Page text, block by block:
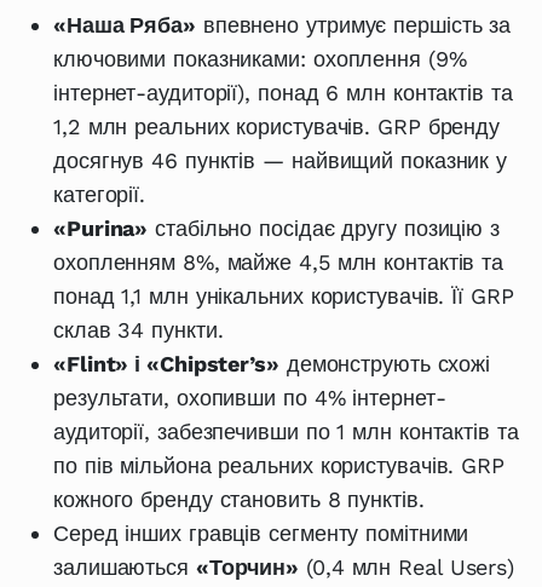
«Наша Ряба» впевнено утримує першість за
ключовими показниками: охоплення (9%
інтернет-аудиторії), понад 6 млн контактів та
1,2 млн реальних користувачів. GRP бренду
досягнув 46 пунктів — найвищий показник у
категорії.
«Purina» стабільно посідає другу позицію з
охопленням 8%, майже 4,5 млн контактів та
понад 1,1 млн унікальних користувачів. Її GRP
склав 34 пункти.
«Flint» і «Chipster’s» демонструють схожі
результати, охопивши по 4% інтернет-
аудиторії, забезпечивши по 1 млн контактів та
по пів мільйона реальних користувачів. GRP
кожного бренду становить 8 пунктів.
Серед інших гравців сегменту помітними
залишаються «Торчин» (0,4 млн Real Users)